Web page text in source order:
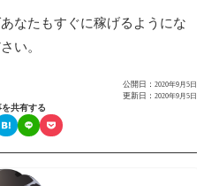
なたもすぐに稼げるようにな
い。
公開日： 2020年9月5日
更新日： 2020年9月5日
共有する